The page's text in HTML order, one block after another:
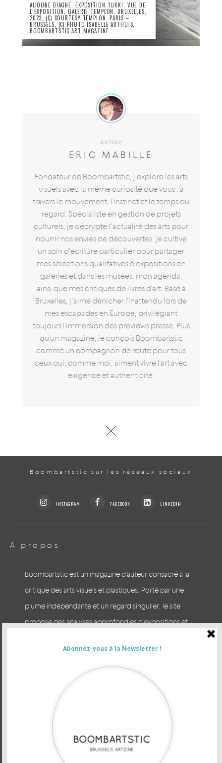
ALIOUNE DIAGNE, EXPOSITION TUKKI, VUE DE
L’EXPOSITION, GALERIE TEMPLON, BRUXELLES,
2023, (C) COURTESY TEMPLON, PARIS –
BRUSSELS, (C) PHOTO ISABELLE ARTHUIS,
BOOMBARTSTIC ART MAGAZINE
Auteur
ERIC MABILLE
Fondateur de Boombartstic, j’explore les arts
visuels avec la même curiosité que vous : à
travers le mouvement, l'instinct et le temps du
regard. Spécialiste en gestion de projets
culturels, je décrypte l’actualité des arts pour
nourrir nos envies de découvertes. Je cultive
un soin d’écriture particulier pour partager
mes sélections qualitatives d'expositions en
galeries et dans les musées, mon agenda,
ainsi que mes critiques de livres d'art. Basé à
Bruxelles, j’aime dénicher l'inattendu lors de
mes escapades en Europe, privilégiant
toujours l'immersion des previews presse. Plus
qu'un magazine, je conçois Boombartstic
comme un compagnon de route pour tous
ceux qui, comme moi, aiment vivre l'art avec
exigence et authenticité.
Boombartstic sur les réseaux sociaux
INSTAGRAM FACEBOOK LINKEDIN
À propos
Boombartstic est un magazine d'auteur consacré à la
critique des arts visuels et plastiques. Porté par une
plume indépendante et un regard singulier, le site
propose des analyses approfondies d'expositions et
CONTACTER LA RÉDACTION
VOUS ÊTES ANNONCEUR
Newsletter